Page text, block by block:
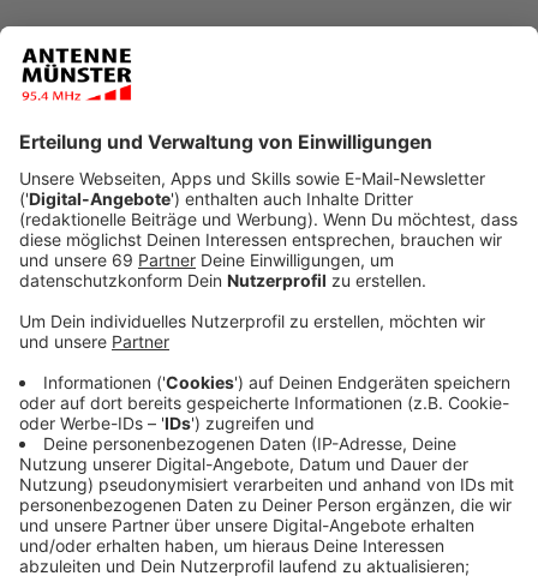
Die Straßensperrungen in der Innenstadt sorgen für
Staus im Feierabendverkehr. Vor allem rund um den
Hauptbahnhof sind die Straßen verstopft, der Verkehr
ist auf vielen Straßen zum Erliegen gekommen.
Hintergrund ist die Sicherheitszone rund um das
Atlantic-Hotel. Der Verkehr staut sich deshalb vor
allem auf der Von-Steuben-Straße bis auf die
Eisenbahnstraße. Um 20 Uhr ging es dann mit der
Anzeige
©ANTENNE MÜNSTER
Der Prinzipalmarkt wurde für die Staatsgäste
geschmückt.
Anzeige